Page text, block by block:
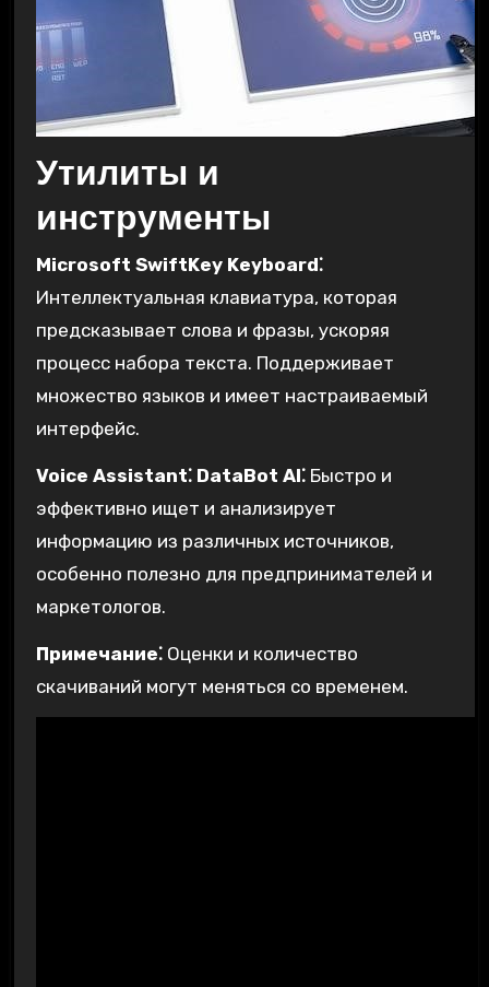
Утилиты и
инструменты
Microsoft SwiftKey Keyboard⁚
Интеллектуальная клавиатура, которая
предсказывает слова и фразы, ускоряя
процесс набора текста. Поддерживает
множество языков и имеет настраиваемый
интерфейс.
Voice Assistant⁚ DataBot AI⁚Быстро и
эффективно ищет и анализирует
информацию из различных источников,
особенно полезно для предпринимателей и
маркетологов.
Примечание⁚Оценки и количество
скачиваний могут меняться со временем.